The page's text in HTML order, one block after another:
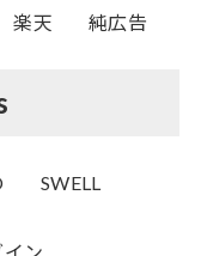
楽天 純広告
SWELL